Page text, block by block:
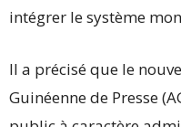
intégrer le système
Il a précisé que le
Guinéenne de Presse